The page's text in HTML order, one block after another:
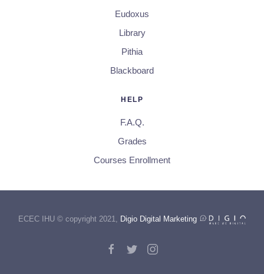
Eudoxus
Library
Pithia
Blackboard
HELP
F.A.Q.
Grades
Courses Enrollment
ECEC IHU © copyright 2021, Digio Digital Marketing